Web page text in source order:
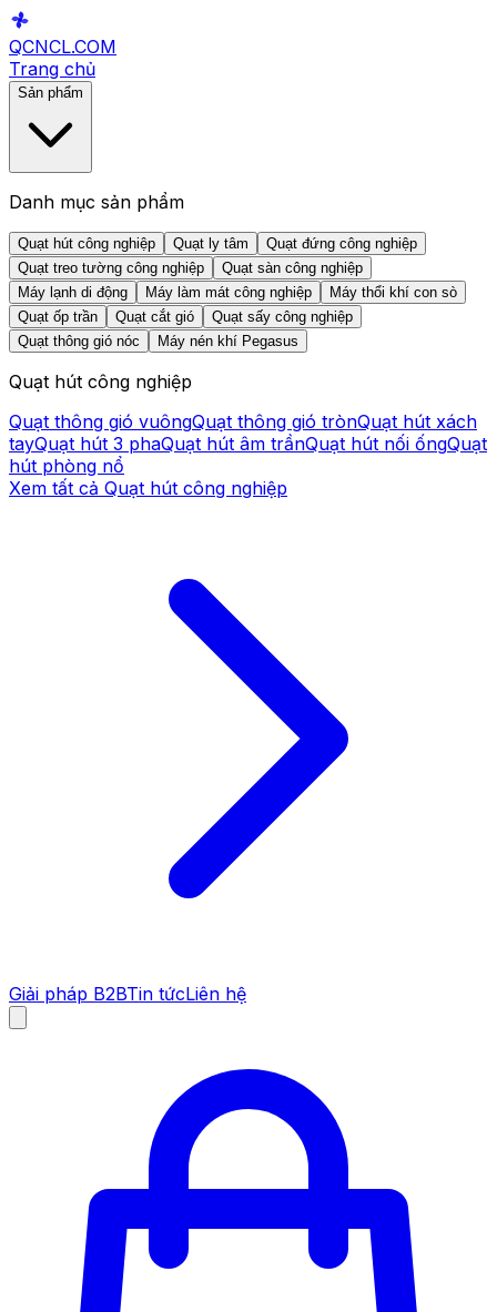
QCNCL.COM
Trang chủ
Sản phẩm
Danh mục sản phẩm
Quạt hút công nghiệp Quạt ly tâm
Quạt đứng công nghiệp
Quạt treo tường công nghiệp
Quạt sàn công nghiệp
Máy lạnh di động
Máy làm mát công nghiệp
Máy thổi khí con sò
Quạt ốp trần
Quạt cắt gió
Quạt sấy công nghiệp
Quạt thông gió nóc
Máy nén khí Pegasus
Quạt hút công nghiệp
Quạt thông gió vuôngQuạt thông gió trònQuạt hút xách
tayQuạt hút 3 phaQuạt hút âm trầnQuạt hút nối ốngQuạt
hút phòng nổ
Xem tất cả Quạt hút công nghiệp
Giải pháp B2BTin tứcLiên hệ